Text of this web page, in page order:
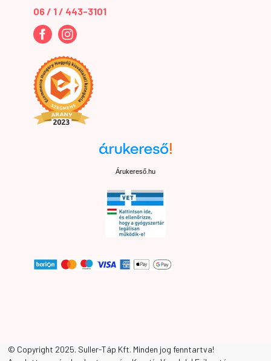
06 / 1 / 443-3101
Árukereső.hu
© Copyright 2025. Suller-Táp Kft. Minden jog fenntartva!